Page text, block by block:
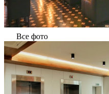
Все фото